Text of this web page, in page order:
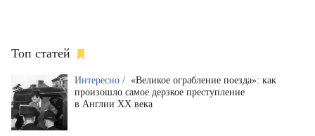
Топ статей
Интересно / «Великое ограбление поезда»: как
произошло самое дерзкое преступление
в Англии XX века